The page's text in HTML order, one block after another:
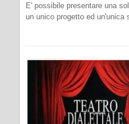
E' possibile presentare una
un unico progetto ed un'unica